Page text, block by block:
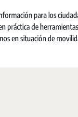
para los
práctica de
en situación de